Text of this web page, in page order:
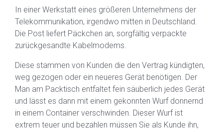
In einer Werkstatt eines größeren Unternehmens der
Telekommunikation, irgendwo mitten in Deutschland.
Die Post liefert Päckchen an, sorgfältig verpackte
zurückgesandte Kabelmodems.
Diese stammen von Kunden die den Vertrag kündigten,
weg gezogen oder ein neueres Gerät benötigen. Der
Man am Packtisch entfaltet fein säuberlich jedes Gerät
und lässt es dann mit einem gekonnten Wurf donnernd
in einem Container verschwinden. Dieser Wurf ist
extrem teuer und bezahlen müssen Sie als Kunde ihn,